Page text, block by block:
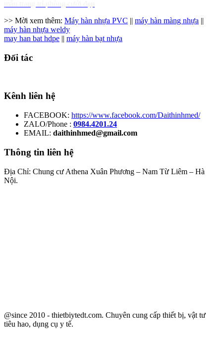
>> Mời xem thêm: Máy hàn nhựa PVC || máy hàn màng nhựa ||
máy hàn nhựa weldy
may han bat hdpe || máy hàn bạt nhựa
Đối tác
Kênh liên hệ
FACEBOOK: https://www.facebook.com/Daithinhmed/
ZALO/Phone : 0984.4201.24
EMAIL: daithinhmed@gmail.com
Thông tin liên hệ
Địa Chỉ: Chung cư Athena Xuân Phương – Nam Từ Liêm – Hà
Nội.
@since 2010 - thietbiytedt.com. Chuyên cung cấp thiết bị, vật tư
tiêu hao, dụng cụ y tế.